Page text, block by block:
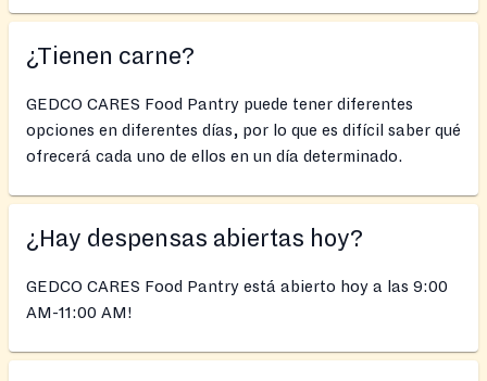
¿Tienen carne?
GEDCO CARES Food Pantry puede tener diferentes
opciones en diferentes días, por lo que es difícil saber qué
ofrecerá cada uno de ellos en un día determinado.
¿Hay despensas abiertas hoy?
GEDCO CARES Food Pantry está abierto hoy a las 9:00
AM-11:00 AM!